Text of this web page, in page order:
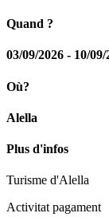
Quand ?
03/09/2026 - 10/09/
Où?
Alella
Plus d'infos
Turisme d'Alella
Activitat pagament